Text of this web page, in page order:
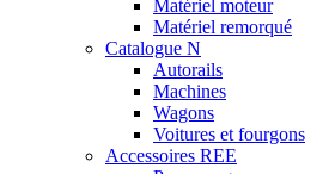
Matériel moteur
Matériel remorqué
Catalogue N
Autorails
Machines
Wagons
Voitures et fourgons
Accessoires REE